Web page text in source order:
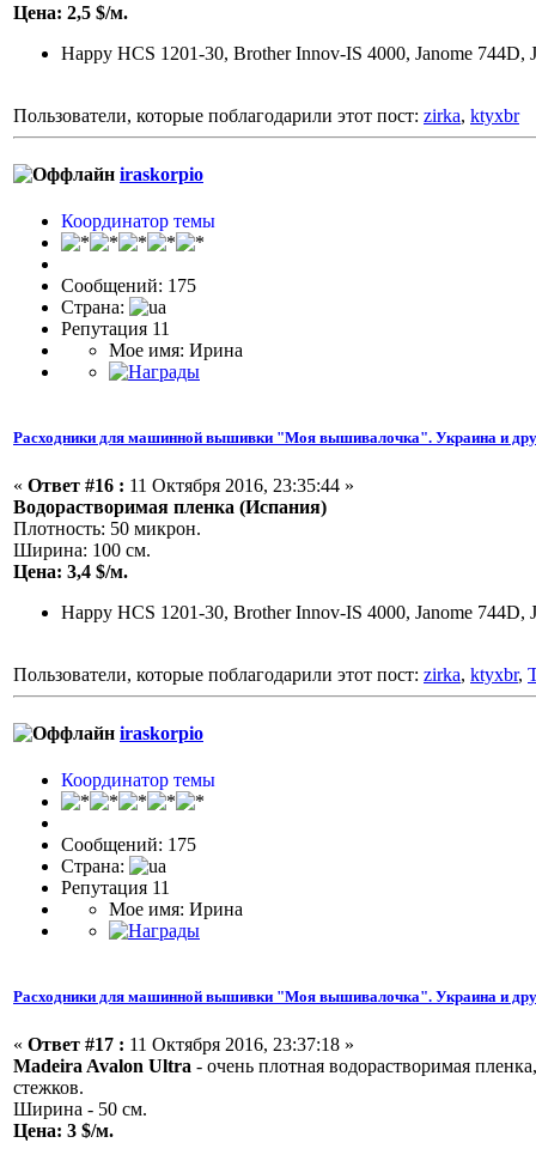
Цена: 2,5 $/м.
Happy HCS 1201-30, Brother Innov-IS 4000, Janome 744D,
Пользователи, которые поблагодарили этот пост: zirka, ktyxbr
iraskorpio
Координатор темы
Сообщений: 175
Страна:
Репутация 11
Мое имя: Ирина
Расходники для машинной вышивки "Моя вышивалочка". Украина и
« Ответ #16 : 11 Октября 2016, 23:35:44 »
Водорастворимая пленка (Испания)
Плотность: 50 микрон.
Ширина: 100 см.
Цена: 3,4 $/м.
Happy HCS 1201-30, Brother Innov-IS 4000, Janome 744D,
Пользователи, которые поблагодарили этот пост: zirka, ktyxbr,
iraskorpio
Координатор темы
Сообщений: 175
Страна:
Репутация 11
Мое имя: Ирина
Расходники для машинной вышивки "Моя вышивалочка". Украина и
« Ответ #17 : 11 Октября 2016, 23:37:18 »
Madeira Avalon Ultra - очень плотная водорастворимая
стежков.
Ширина - 50 см.
Цена: 3 $/м.